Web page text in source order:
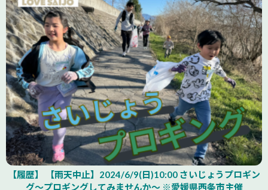
【履歴】 【雨天中止】2024/6/9(日)10:00 さいじょうプロギン
グ～プロギングしてみませんか～ ※愛媛県西条市主催